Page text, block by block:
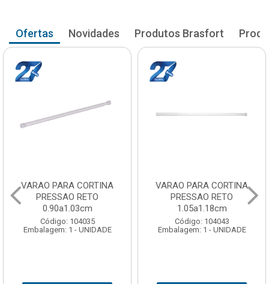
Ofertas Novidades Produtos Brasfort
VARAO PARA CORTINA
PRESSAO RETO
0.90a1.03cm
Código: 104035
Embalagem: 1 - UNIDADE
VARAO PARA CORTINA
PRESSAO RETO
1.05a1.18cm
Código: 104043
Embalagem: 1 - UNIDADE